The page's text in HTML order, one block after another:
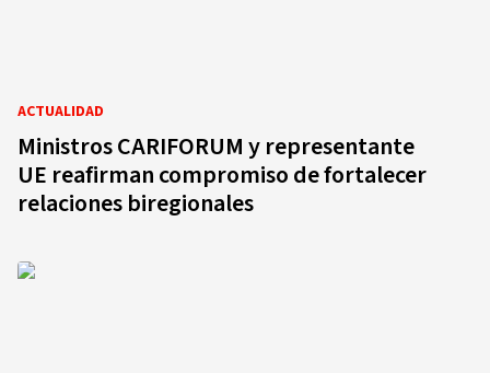
ACTUALIDAD
Ministros CARIFORUM y representante
UE reafirman compromiso de fortalecer
relaciones biregionales